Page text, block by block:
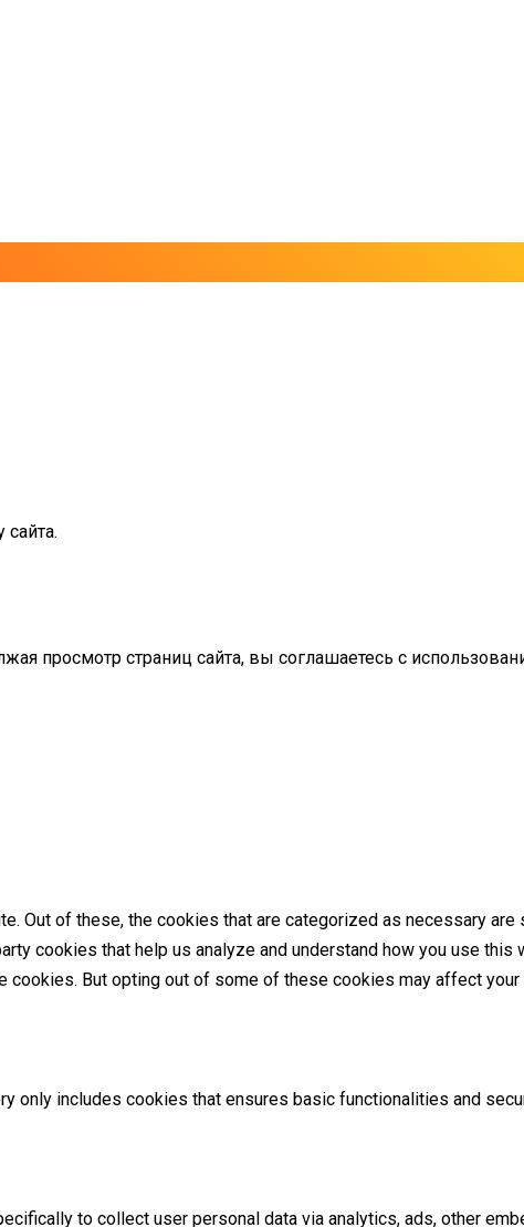
просмотр страниц сайта, вы соглашаетесь с
Out of these, the cookies that are categorized as necessary are
cookies that help us analyze and understand how you use this
But opting out of some of these cookies may affect
only includes cookies that ensures basic functionalities and
to collect user personal data via analytics, ads, other